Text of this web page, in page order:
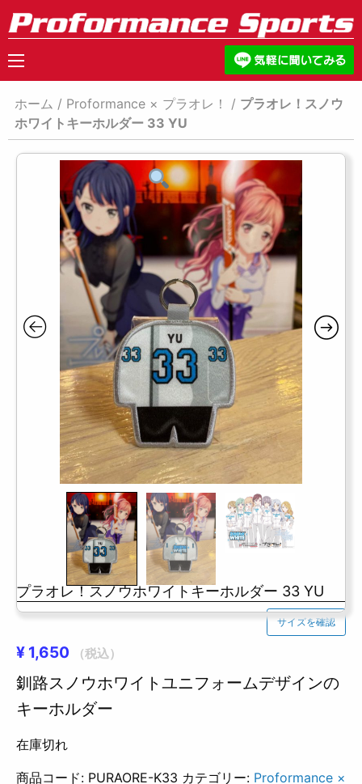
ホーム / Proformance × プラオレ！ / プラオレ！スノウ
ホワイトキーホルダー 33 YU
プラオレ！スノウホワイトキーホルダー 33 YU
サイズを確認
¥ 1,650 （税込）
釧路スノウホワイトユニフォームデザインの
キーホルダー
在庫切れ
商品コード: PURAORE-K33 カテゴリー: Proformance ×